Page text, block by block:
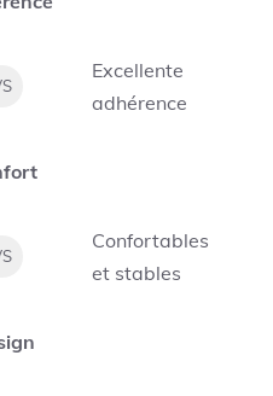
Excellente
adhérence
Confortables
et stables